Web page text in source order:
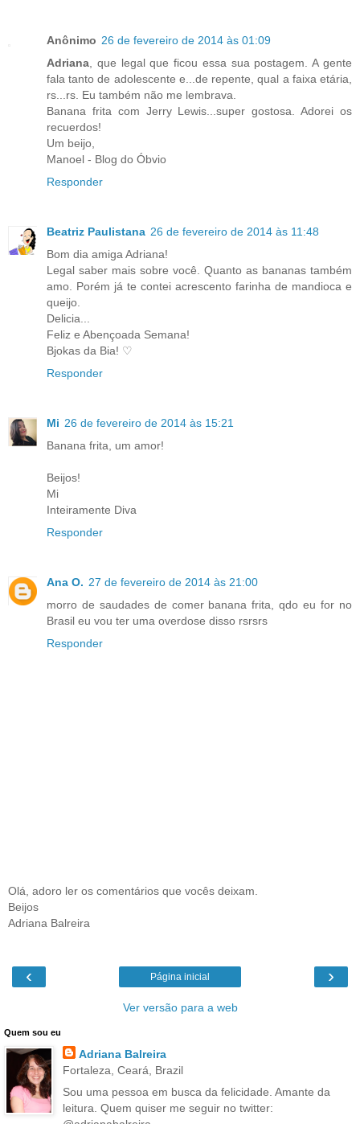
Anônimo 26 de fevereiro de 2014 às 01:09
Adriana , que legal que ficou essa sua postagem. A gente
fala tanto de adolescente e...de repente, qual a faixa etária,
rs...rs. Eu também não me lembrava.
Banana frita com Jerry Lewis...super gostosa. Adorei os
recuerdos!
Um beijo,
Manoel - Blog do Óbvio
Responder
Beatriz Paulistana 26 de fevereiro de 2014 às 11:48
Bom dia amiga Adriana!
Legal saber mais sobre você. Quanto as bananas também
amo. Porém já te contei acrescento farinha de mandioca e
queijo.
Delicia...
Feliz e Abençoada Semana!
Bjokas da Bia! ♡
Responder
Mi 26 de fevereiro de 2014 às 15:21
Banana frita, um amor!
Beijos!
Mi
Inteiramente Diva
Responder
Ana O. 27 de fevereiro de 2014 às 21:00
morro de saudades de comer banana frita, qdo eu for no
Brasil eu vou ter uma overdose disso rsrsrs
Responder
Olá, adoro ler os comentários que vocês deixam.
Beijos
Adriana Balreira
‹ ›
Página inicial
Ver versão para a web
Quem sou eu
Adriana Balreira
Fortaleza, Ceará, Brazil
Sou uma pessoa em busca da felicidade. Amante da
leitura. Quem quiser me seguir no twitter: